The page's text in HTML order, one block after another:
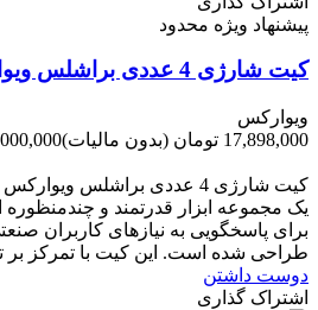
پیشنهاد ویژه محدود
کیت شارژی 4 عددی براشلس ویوارکس VR2404-BCK
ویوارکس
17,898,000 تومان
(بدون مالیات)20,000,000
یک مجموعه ابزار قدرتمند و
برای پاسخگویی به نیازهای کاربران
طراحی شده است. این کیت با تمرکز بر
دوست داشتن
اشتراک گذاری